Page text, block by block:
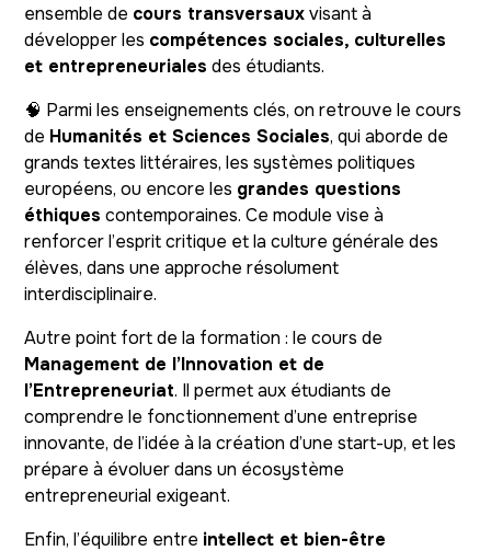
ensemble de cours transversauxvisant à
développer les compétences sociales, culturelles
et entrepreneuriales des étudiants.
🧠 Parmi les enseignements clés, on retrouve le cours
de Humanités et Sciences Sociales, qui aborde de
grands textes littéraires, les systèmes politiques
européens, ou encore les grandes questions
éthiques contemporaines. Ce module vise à
renforcer l’esprit critique et la culture générale des
élèves, dans une approche résolument
interdisciplinaire.
Autre point fort de la formation : le cours de
Management de l’Innovation et de
l’Entrepreneuriat. Il permet aux étudiants de
comprendre le fonctionnement d’une entreprise
innovante, de l’idée à la création d’une start-up, et les
prépare à évoluer dans un écosystème
entrepreneurial exigeant.
Enfin, l’équilibre entre intellect et bien-être